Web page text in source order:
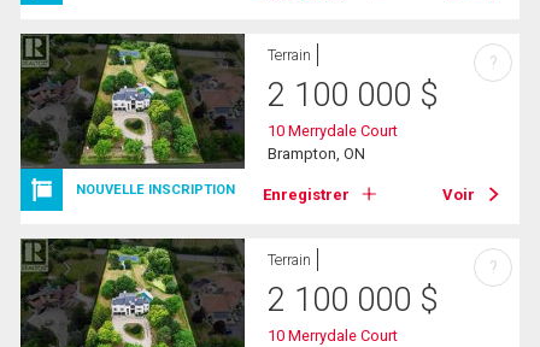
NOUVELLE INSCRIPTION
Terrain
2 100 000 $
10 Merrydale Court
Brampton, ON
Enregistrer Voir
?
Terrain
2 100 000 $
10 Merrydale Court
?